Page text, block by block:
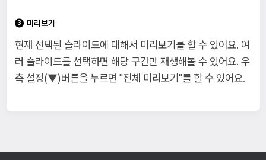
미리보기
현재 선택된 슬라이드에 대해서 미리보기를 할 수 있어요. 여
러 슬라이드를 선택하면 해당 구간만 재생해볼 수 있어요. 우
측 설정(▼)버튼을 누르면 "전체 미리보기"를 할 수 있어요.